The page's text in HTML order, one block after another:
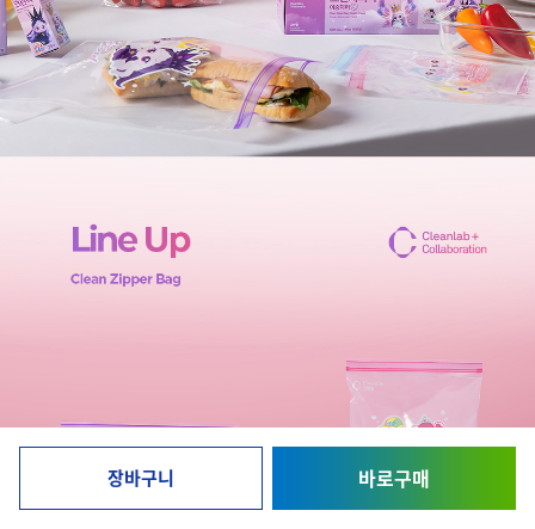
장바구니 바로구매